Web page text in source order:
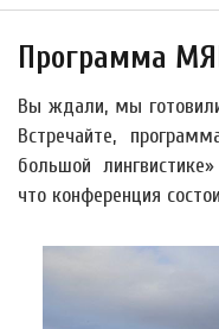
Программа
Вы ждали, мы
Встречайте,
большой
что конференция